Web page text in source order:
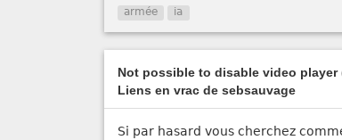
armée ia
Not possible to disable video player
Liens en vrac de sebsauvage
Si par hasard vous cherchez